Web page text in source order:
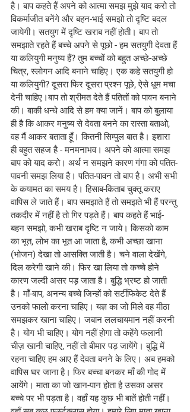
है। बाप कहते हैं अपने को आत्मा समझ मुझे याद करो तो
विकर्माजीत बनेंगे और बहन-भाई समझो तो दृष्टि बदल
जायेगी। सतयुग में दृष्टि खराब नहीं होती। बाप तो
समझाते रहते हैं बच्चे अपने से पूछो - हम सतयुगी देवता हैं
या कलियुगी मनुष्य हैं? तुम बच्चों को बहुत अच्छे-अच्छे
चित्र, स्लोगन आदि बनाने चाहिए। एक कहे सतयुगी हो
या कलियुगी? दूसरा फिर दूसरा प्रश्न पूछे, ऐसे धूम मचा
देनी चाहिए।बाप तो श्रीमत देते हैं पतितों को पावन बनाने
की। बाकी धन्धे आदि से हम क्या जानें। बाप को बुलाया
ही है कि आकर मनुष्य से देवता बनने का रास्ता बताओ,
वह मैं आकर बताता हूँ। कितनी सिम्पुल बात है। इशारा
ही बहुत सहज है - मनमनाभव। अपने को आत्मा समझ
बाप को याद करो। अर्थ न समझने कारण गंगा को पतित-
पावनी समझ लिया है। पतित-पावन तो बाप है। अभी सभी
के कयामत का समय है। हिसाब-किताब चुक्तू कराए
वापिस ले जाते हैं। बाप समझाते हैं तो समझते भी हैं परन्तु
तकदीर में नहीं है तो गिर पड़ते हैं। बाप कहते हैं भाई-
बहन समझो, कभी खराब दृष्टि न जाये। किसको काम
का भूत, लोभ का भूत आ जाता है, कभी अच्छा खाना
(भोजन) देखा तो आसक्ति जाती है। चने वाला देखेंगे,
दिल करेगी खाने की। फिर खा लिया तो कच्चे होने
कारण जल्दी असर पड़ जाता है। बुद्धि भ्रष्ट हो जाती
है। माँ-बाप, अनन्य बच्चे जिन्हों को सर्टीफिकेट देते हैं
उनको फालो करना चाहिए। यज्ञ का जो मिले वह मीठा
समझकर खाना चाहिए। जबान ललचायमान नहीं करनी
है। योग भी चाहिए। योग नहीं होगा तो कहेंगे फलानी
चीज़ खानी चाहिए, नहीं तो बीमार पड़ जायेंगे। बुद्धि में
रहना चाहिए हम आए हैं देवता बनने के लिए। अब हमको
वापिस घर जाना है। फिर बच्चा बनकर माँ की गोद में
आयेंगे। माता का जो खान-पान होता है उसका असर
बच्चे पर भी पड़ता है। वहाँ यह कुछ भी बातें होती नहीं।